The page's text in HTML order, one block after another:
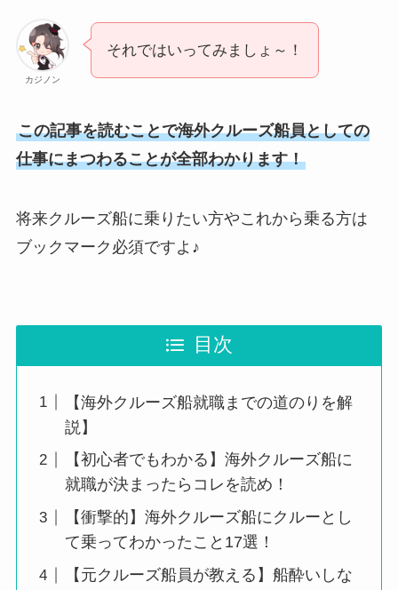
カジノン
それではいってみましょ～！
この記事を読むことで海外クルーズ船員としての
仕事にまつわることが全部わかります！
将来クルーズ船に乗りたい方やこれから乗る方は
ブックマーク必須ですよ♪
目次
【海外クルーズ船就職までの道のりを解
説】
【初心者でもわかる】海外クルーズ船に
就職が決まったらコレを読め！
【衝撃的】海外クルーズ船にクルーとし
て乗ってわかったこと17選！
【元クルーズ船員が教える】船酔いしな